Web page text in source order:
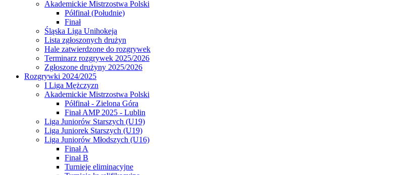
Akademickie Mistrzostwa Polski
Półfinał (Południe)
Finał
Śląska Liga Unihokeja
Lista zgłoszonych drużyn
Hale zatwierdzone do rozgrywek
Terminarz rozgrywek 2025/2026
Zgłoszone drużyny 2025/2026
Rozgrywki 2024/2025
I Liga Mężczyzn
Akademickie Mistrzostwa Polski
Półfinał - Zielona Góra
Finał AMP 2025 - Lublin
Liga Juniorów Starszych (U19)
Liga Juniorek Starszych (U19)
Liga Juniorów Młodszych (U16)
Finał A
Finał B
Turnieje eliminacyjne